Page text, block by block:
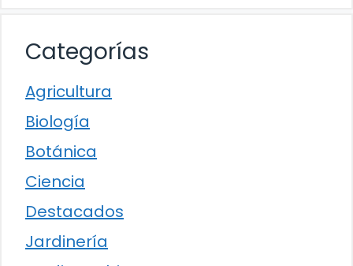
Categorías
Agricultura
Biología
Botánica
Ciencia
Destacados
Jardinería